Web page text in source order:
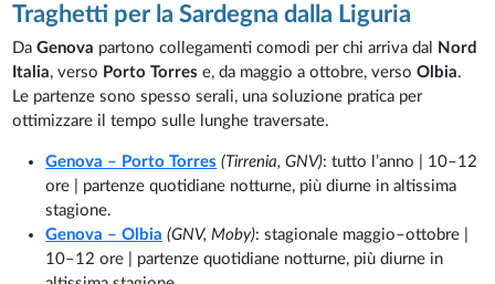
Traghetti per la Sardegna dalla Liguria
DaGenova partono collegamenti comodi per chi arriva dal
Nord
Italia, verso Porto Torres e, da maggio a ottobre, versoOlbia.
Le partenze sono spesso serali, una soluzione pratica per
ottimizzare il tempo sulle lunghe traversate.
Genova – Porto Torres (Tirrenia, GNV): tutto l’anno | 10–12
ore | partenze quotidiane notturne, più diurne in altissima
stagione.
Genova – Olbia (GNV, Moby): stagionale maggio–ottobre |
10–12 ore | partenze quotidiane notturne, più diurne in